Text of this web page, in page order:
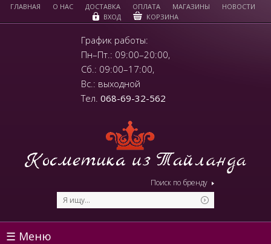
ГЛАВНАЯ О НАС ДОСТАВКА ОПЛАТА МАГАЗИНЫ
НОВОСТИ
ВХОД
КОРЗИНА
График работы:
Пн–Пт.: 09:00–20:00,
Сб.: 09:00–17:00,
Вс.: выходной
Тел. 068-69-32-562
Поиск по бренду
☰ Меню